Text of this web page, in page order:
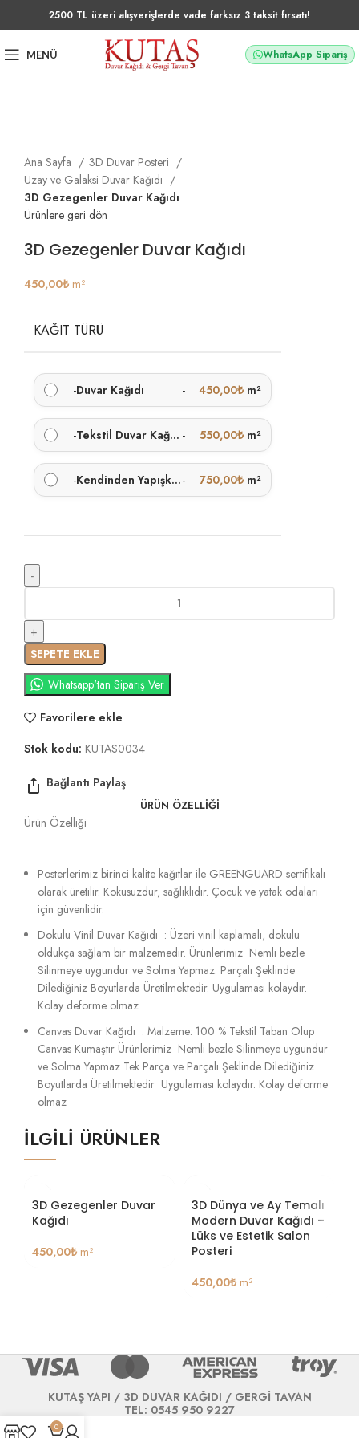
2500 TL üzeri alışverişlerde vade farksız 3 taksit fırsatı!
MENÜ WhatsApp Sipariş
Ana Sayfa
3D Duvar Posteri
Uzay ve Galaksi Duvar Kağıdı
3D Gezegenler Duvar Kağıdı
Ürünlere geri dön
3D Gezegenler Duvar Kağıdı
450,00₺ m²
KAĞIT TÜRÜ
-Duvar Kağıdı - 450,00₺ m²
- Tekstil Duvar Kağıdı - 550,00₺ m²
- Kendinden Yapışkanlı- 750,00₺ m²
SEPETE EKLE
Whatsapp'tan Sipariş Ver
Favorilere ekle
Stok kodu: KUTAS0034
ÜRÜN ÖZELLIĞI
Ürün Özelliği
Posterlerimiz birinci kalite kağıtlar ile GREENGUARD sertifikalı
olarak üretilir. Kokusuzdur, sağlıklıdır. Çocuk ve yatak odaları
için güvenlidir.
Dokulu Vinil Duvar Kağıdı : Üzeri vinil kaplamalı, dokulu
oldukça sağlam bir malzemedir. Ürünlerimiz Nemli bezle
Silinmeye uygundur ve Solma Yapmaz. Parçalı Şeklinde
Dilediğiniz Boyutlarda Üretilmektedir. Uygulaması kolaydır.
Kolay deforme olmaz
Canvas Duvar Kağıdı : Malzeme: 100 % Tekstil Taban Olup
Canvas Kumaştır Ürünlerimiz Nemli bezle Silinmeye uygundur
ve Solma Yapmaz Tek Parça ve Parçalı Şeklinde Dilediğiniz
Boyutlarda Üretilmektedir Uygulaması kolaydır. Kolay deforme
olmaz
İLGILI ÜRÜNLER
3D Gezegenler Duvar
Kağıdı
450,00₺ m²
3D Dünya ve Ay Temalı
Modern Duvar Kağıdı –
Lüks ve Estetik Salon
Posteri
450,00₺ m²
KUTAŞ YAPI / 3D DUVAR KAĞIDI / GERGİ TAVAN
TEL: 0545 950 9227
0